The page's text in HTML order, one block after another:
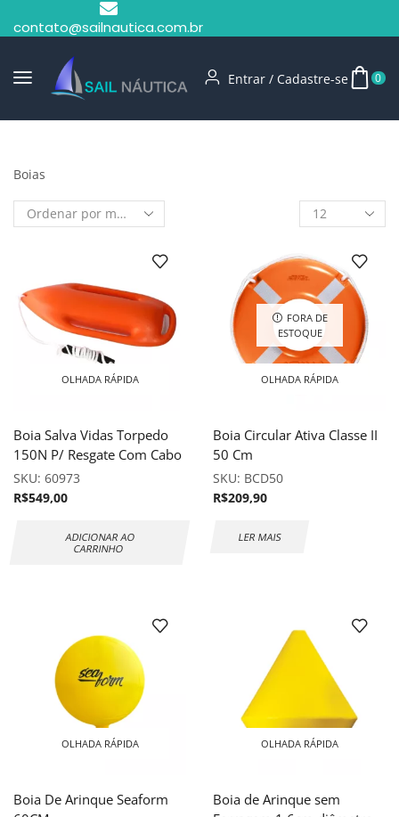
contato@sailnautica.com.br
Entrar / Cadastre-se 0
Boias
OLHADA RÁPIDA
Boia Salva Vidas Torpedo
150N P/ Resgate Com Cabo
SKU: 60973
R$549,00
ADICIONAR AO
CARRINHO
FORA DE
ESTOQUE
OLHADA RÁPIDA
Boia Circular Ativa Classe II
50 Cm
SKU: BCD50
R$209,90
LER MAIS
OLHADA RÁPIDA
Boia De Arinque Seaform
OLHADA RÁPIDA
Boia de Arinque sem